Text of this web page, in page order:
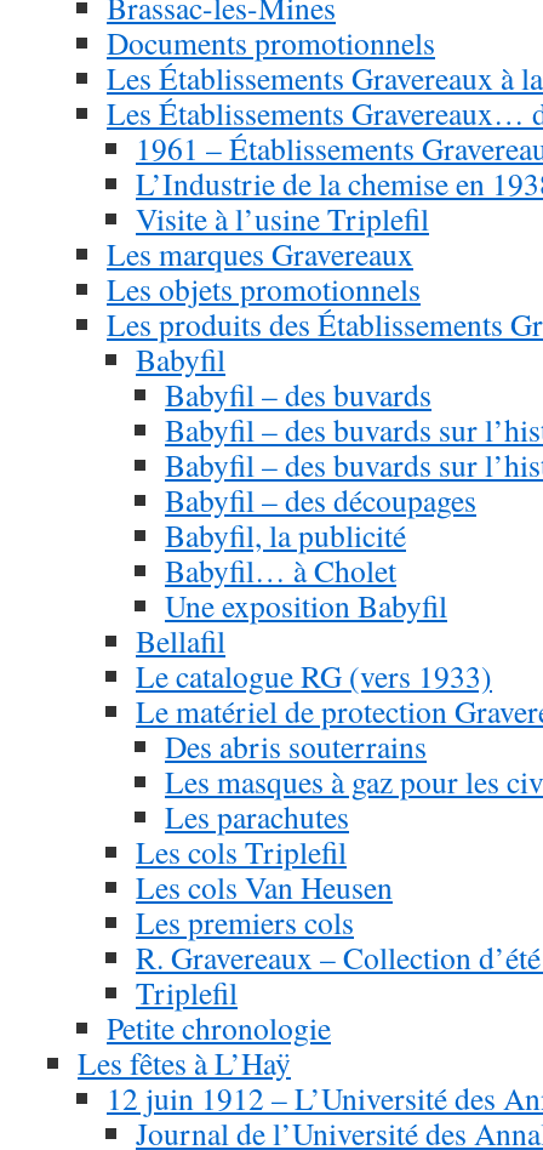
Documents promotionnels
Les Établissements Gravereaux à
Les Établissements Gravereaux…
1961 – Établissements
L’Industrie de la chemise en
Visite à l’usine Triplefil
Les marques Gravereaux
Les objets promotionnels
Les produits des Établissements
Babyfil
Babyfil – des buvards
Babyfil – des buvards sur
Babyfil – des buvards sur
Babyfil – des découpages
Babyfil, la publicité
Babyfil… à Cholet
Une exposition Babyfil
Bellafil
Le catalogue RG (vers 1933)
Le matériel de protection
Des abris souterrains
Les masques à gaz pour les
Les parachutes
Les cols Triplefil
Les cols Van Heusen
Les premiers cols
R. Gravereaux – Collection
Triplefil
Petite chronologie
Les fêtes à L’Haÿ
12 juin 1912 – L’Université des
Journal de l’Université des